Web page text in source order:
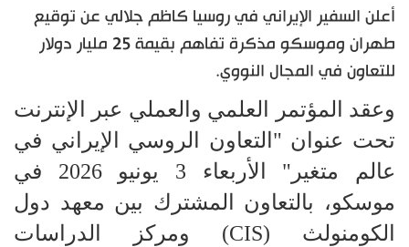
أعلن السفير الإيراني في روسيا كاظم جلالي عن توقيع
طهران وموسكو مذكرة تفاهم بقيمة 25 مليار دولار
للتعاون في المجال النووي.
وعقد المؤتمر العلمي والعملي عبر الإنترنت
تحت عنوان "التعاون الروسي الإيراني في
عالم متغير" الأربعاء 3 يونيو 2026 في
موسكو، بالتعاون المشترك بين معهد دول
الكومنولث (CIS) ومركز الدراسات